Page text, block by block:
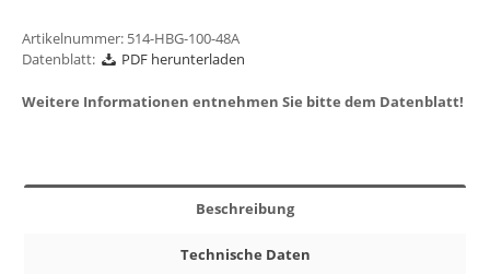
Artikelnummer: 514-HBG-100-48A
Datenblatt:
PDF herunterladen
Weitere Informationen entnehmen Sie bitte dem Datenblatt!
Beschreibung
Technische Daten